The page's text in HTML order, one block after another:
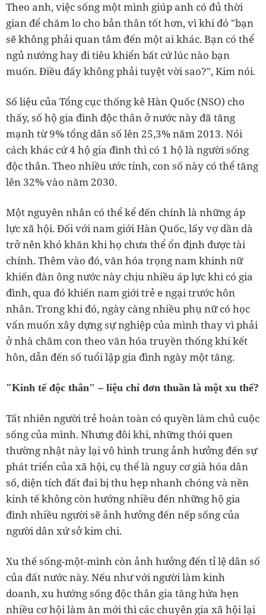
Theo anh, việc sống một mình giúp anh có đủ thời
gian để chăm lo cho bản thân tốt hơn, vì khi đó "bạn
sẽ không phải quan tâm đến một ai khác. Bạn có thể
ngủ nướng hay đi tiêu khiển bất cứ lúc nào bạn
muốn. Điều đấy không phải tuyệt vời sao?", Kim nói.
Số liệu của Tổng cục thống kê Hàn Quốc (NSO) cho
thấy, số hộ gia đình độc thân ở nước này đã tăng
mạnh từ 9% tổng dân số lên 25,3% năm 2013. Nói
cách khác cứ 4 hộ gia đình thì có 1 hộ là người sống
độc thân. Theo nhiều ước tính, con số này có thể tăng
lên 32% vào năm 2030.
Một nguyên nhân có thể kể đến chính là những áp
lực xã hội. Đối với nam giới Hàn Quốc, lấy vợ dần dà
trở nên khó khăn khi họ chưa thể ổn định được tài
chính. Thêm vào đó, văn hóa trọng nam khinh nữ
khiến đàn ông nước này chịu nhiều áp lực khi có gia
đình, qua đó khiến nam giới trẻ e ngại trước hôn
nhân. Trong khi đó, ngày càng nhiều phụ nữ có học
vấn muốn xây dựng sự nghiệp của mình thay vì phải
ở nhà chăm con theo văn hóa truyền thống khi kết
hôn, dẫn đến số tuổi lập gia đình ngày một tăng.
"Kinh tế độc thân" – liệu chỉ đơn thuần là một xu thế?
Tất nhiên người trẻ hoàn toàn có quyền làm chủ cuộc
sống của mình. Nhưng đôi khi, những thói quen
thường nhật này lại vô hình trung ảnh hưởng đến sự
phát triển của xã hội, cụ thể là nguy cơ già hóa dân
số, diện tích đất đai bị thu hẹp nhanh chóng và nền
kinh tế không còn hướng nhiều đến những hộ gia
đình nhiều người sẽ ảnh hưởng đến nếp sống của
người dân xứ sở kim chi.
Xu thế sống-một-mình còn ảnh hưởng đến tỉ lệ dân số
của đất nước này. Nếu như với người làm kinh
doanh, xu hướng sống độc thân gia tăng hứa hẹn
nhiều cơ hội làm ăn mới thì các chuyên gia xã hội lại